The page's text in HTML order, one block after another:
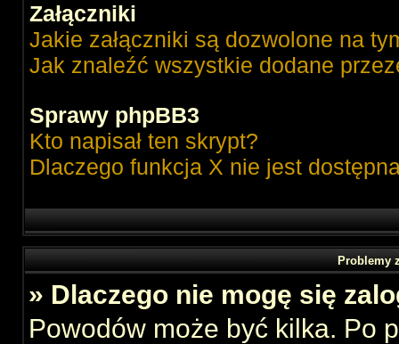
Załączniki
Jakie załączniki są dozwolone na
Jak znaleźć wszystkie dodane
Sprawy phpBB3
Kto napisał ten skrypt?
Dlaczego funkcja X nie jest
Problemy
» Dlaczego nie mogę się
Powodów może być kilka. Po